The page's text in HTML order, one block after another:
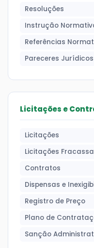
Resoluções
Instrução
Referências
Pareceres Jurídicos
Licitações e
Licitações
Licitações
Contratos
Dispensas e
Registro de Preço
Plano de
Sanção